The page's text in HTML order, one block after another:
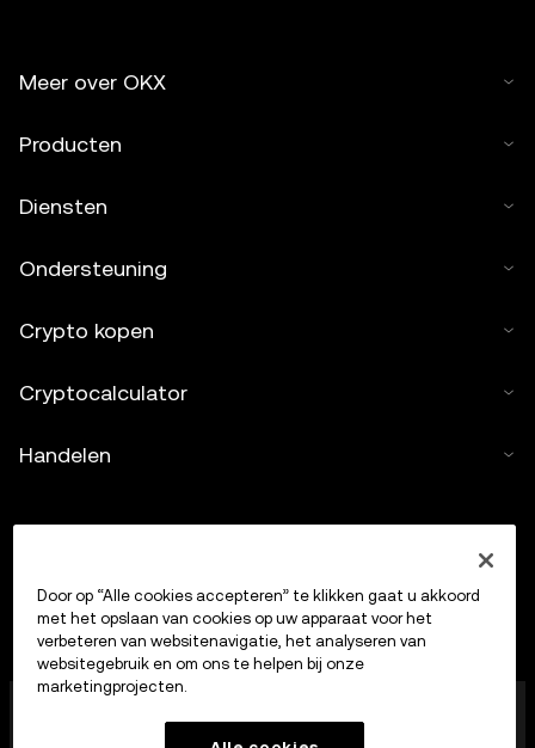
Meer over OKX
Producten
Diensten
Ondersteuning
Crypto kopen
Cryptocalculator
Handelen
opereert, is nu een handelsplatform voor crypto-
Door op “Alle cookies accepteren” te klikken gaat u akkoord
met het opslaan van cookies op uw apparaat voor het
verbeteren van websitenavigatie, het analyseren van
websitegebruik en om ons te helpen bij onze
marketingprojecten.